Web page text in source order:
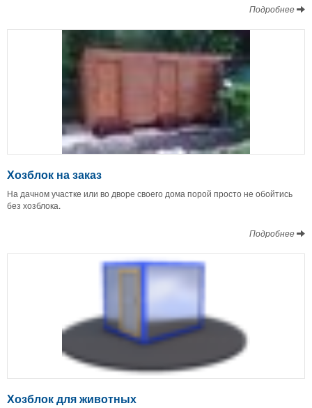
Подробнее
Хозблок на заказ
На дачном участке или во дворе своего дома порой просто не обойтись
без хозблока.
Подробнее
Хозблок для животных